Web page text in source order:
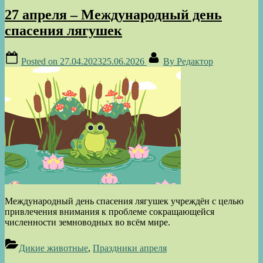
27 апреля – Международный день
спасения лягушек
Posted on 27.04.202325.06.2026 By Редактор
Международный день спасения лягушек учреждён с целью
привлечения внимания к проблеме сокращающейся
численности земноводных во всём мире.
Дикие животные, Праздники апреля